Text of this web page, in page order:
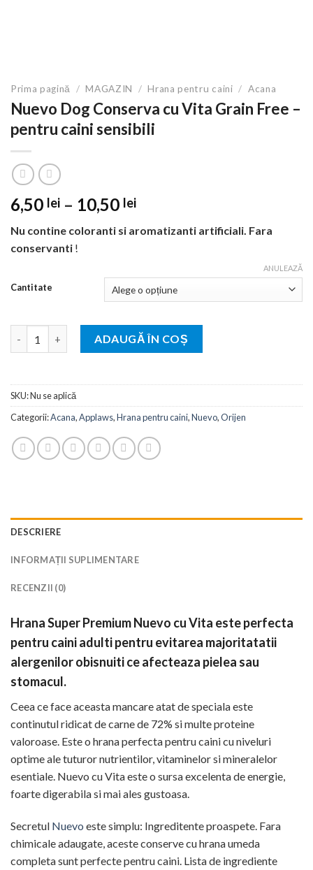
Prima pagină / MAGAZIN / Hrana pentru caini / Acana
Nuevo Dog Conserva cu Vita Grain Free –
pentru caini sensibili
6,50 lei – 10,50 leiInterval
prețuri:
la
10,50 lei
Nu contine coloranti si aromatizanti artificiali. Fara
conservanti !
Cantitate
ANULEAZĂ
Cantitate Nuevo Dog Conserva cu Vita Grain Free - pentru
ADAUGĂ ÎN COȘ
SKU:Nu se aplică
Categorii:Acana,Applaws,Hrana pentru caini,Nuevo,Orijen
DESCRIERE
INFORMAȚII SUPLIMENTARE
RECENZII (0)
HranaSuper PremiumNuevo cu Vita esteperfecta
pentru caini adulti pentru evitarea majoritatatii
alergenilor obisnuiti ce afecteaza pielea sau
stomacul.
Ceea ce face aceasta mancare atat de speciala este
continutul ridicat de carne de 72% si multe proteine
valoroase. Este o hrana perfecta pentru caini cu niveluri
optime ale tuturor nutrientilor, vitaminelor si mineralelor
esentiale. Nuevo cu Vita este o sursa excelenta de energie,
foarte digerabila si mai ales gustoasa.
Secretul Nuevo este simplu: Ingreditente proaspete. Fara
chimicale adaugate, aceste conserve cu hrana umeda
completa sunt perfecte pentru caini. Lista de ingrediente